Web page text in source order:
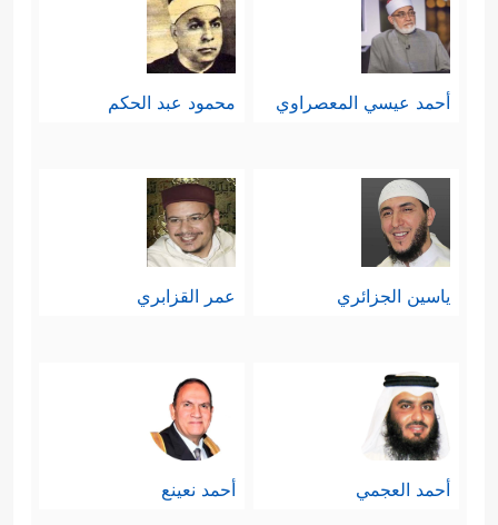
أحمد عيسي المعصراوي محمود عبد الحكم
ياسين الجزائري عمر القزابري
أحمد العجمي أحمد نعينع